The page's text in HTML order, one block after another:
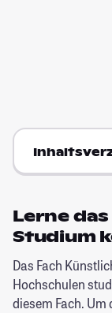
Lerne
Studium
Das Fach
Hochschulen
diesem Fach.